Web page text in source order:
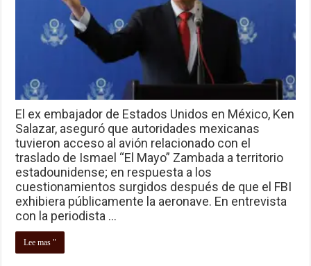
El ex embajador de Estados Unidos en México, Ken
Salazar, aseguró que autoridades mexicanas
tuvieron acceso al avión relacionado con el
traslado de Ismael “El Mayo” Zambada a territorio
estadounidense; en respuesta a los
cuestionamientos surgidos después de que el FBI
exhibiera públicamente la aeronave. En entrevista
con la periodista …
Lee mas "